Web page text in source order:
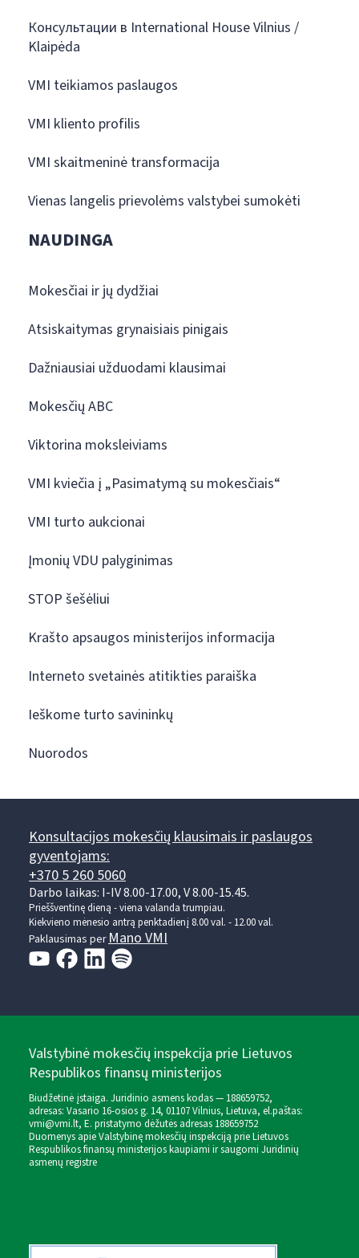
Консультации в International House Vilnius /
Klaipėda
VMI teikiamos paslaugos
VMI kliento profilis
VMI skaitmeninė transformacija
Vienas langelis prievolėms valstybei sumokėti
NAUDINGA
Mokesčiai ir jų dydžiai
Atsiskaitymas grynaisiais pinigais
Dažniausiai užduodami klausimai
Mokesčių ABC
Viktorina moksleiviams
VMI kviečia į „Pasimatymą su mokesčiais“
VMI turto aukcionai
Įmonių VDU palyginimas
STOP šešėliui
Krašto apsaugos ministerijos informacija
Interneto svetainės atitikties paraiška
Ieškome turto savininkų
Nuorodos
Konsultacijos mokesčių klausimais ir paslaugos
gyventojams:
+370 5 260 5060
Darbo laikas: I-IV 8.00-17.00, V 8.00-15.45.
Prieššventinę dieną - viena valanda trumpiau.
Kiekvieno mėnesio antrą penktadienį 8.00 val. - 12.00 val.
Paklausimas perMano VMI
Valstybinė mokesčių inspekcija prie Lietuvos
Respublikos finansų ministerijos
Biudžetinė įstaiga. Juridinio asmens kodas — 188659752,
adresas: Vasario 16-osios g. 14, 01107 Vilnius, Lietuva, el.paštas:
vmi@vmi.lt, E. pristatymo dėžutės adresas 188659752
Duomenys apie Valstybinę mokesčių inspekciją prie Lietuvos
Respublikos finansų ministerijos kaupiami ir saugomi Juridinių
asmenų registre